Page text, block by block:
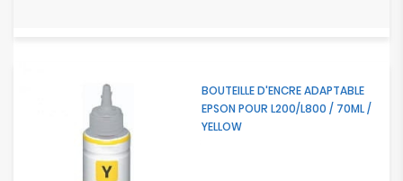
BOUTEILLE D'ENCRE ADAPTABLE
EPSON POUR L200/L800 / 70ML /
YELLOW